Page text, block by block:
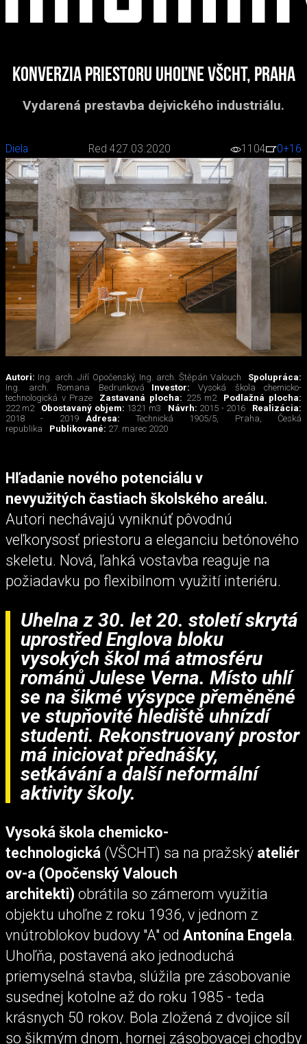
Konverzia priestoru uhoľne VŠCHT, Praha
Vydarená prestavba dejvického industriálu.
Diela Red 427.03.2020 1104 0+16
Autori: Ing. arch. Jiří Opočenský, Ing. arch. Štěpán Valouch
Spolupráca:
Ing. arch. Romana Bedrunková
Investor: Vysoká škola chemicko-
technologická v Praze
Zastavaná plocha: 225 m2
Podlažná plocha:
222 m2
Obostavaný objem: 1321 m3 Návrh: 2015 - 2016
Realizácia:
2018 - 2019
Adresa:Technická 1905/5, Praha, Česká
republika
Publikované: 27. marec 2020
Hľadanie nového potenciálu v
nevyužitých častiach školského areálu.
Autori nechávajú vyniknúť pôvodnú
veľkorysosť priestoru a eleganciu betónového
skeletu. Nová, ľahká vostavba reaguje na
požiadavku po flexibilnom využití interiéru.
Uhelna z 30. let 20. století skrytá
uprostřed Englova bloku
vysokých škol má atmosféru
románů Julese Verna. Místo uhlí
se na šikmé výsypce přeměněné
ve stupňovité hlediště uhnízdí
studenti. Rekonstruovaný prostor
má iniciovat přednášky,
setkávání a další neformální
aktivity školy.
Vysoká škola chemicko-
technologická (VŠCHT) sa na pražský ateliér
ov-a (Opočenský Valouch
architekti) obrátila so zámerom využitia
objektu uhoľne z roku 1936, v jednom z
vnútroblokov budovy "A" od Antonína Engela.
Uhoľňa, postavená ako jednoduchá
priemyselná stavba, slúžila pre zásobovanie
susednej kotolne až do roku 1985 - teda
krásnych 50 rokov. Bola zložená z dvojice síl
so šikmým dnom, hornej zásobovacej chodby